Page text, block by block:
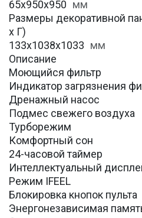
65x950x950 мм
Размеры декоративной
х Г)
133x1038x1033 мм
Описание
Моющийся фильтр
Индикатор загрязнения
Дренажный насос
Подмес свежего воздуха
Турборежим
Комфортный сон
24-часовой таймер
Интеллектуальный
Режим IFEEL
Блокировка кнопок пульта
Энергонезависимая